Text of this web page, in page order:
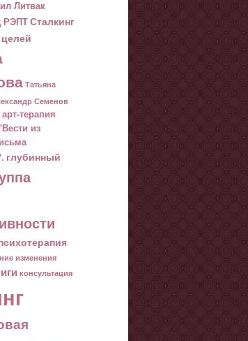
Литвак
РЭПТСталкинг
Татьяна
Семенов
арт-терапия
из
глубинный
изменения
консультация